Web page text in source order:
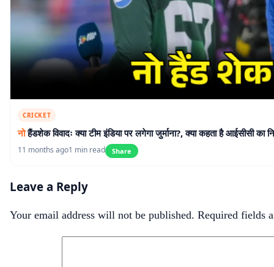
CRICKET
नोहैंडशेक विवादः क्या टीम इंडिया पर लगेगा जुर्माना?, क्या कहता है आईसीसी का
11 months ago1 min read Share
Leave a Reply
Your email address will not be published. Required fields